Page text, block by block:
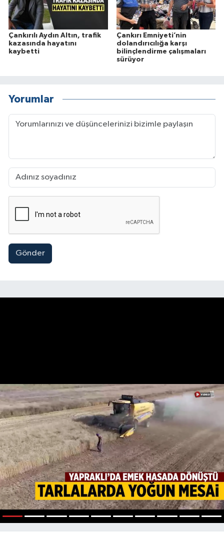
Çankırılı Aydın Altın, trafik
kazasında hayatını
kaybetti
Çankırı Emniyeti’nin
dolandırıcılığa karşı
bilinçlendirme çalışmaları
sürüyor
Yorumlar
Gönder